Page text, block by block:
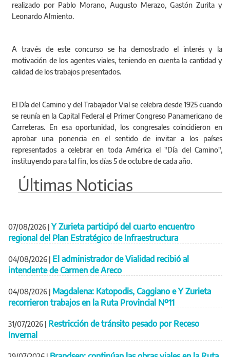
realizado por Pablo Morano, Augusto Merazo, Gastón Zurita y
Leonardo Almiento.
A través de este concurso se ha demostrado el interés y la
motivación de los agentes viales, teniendo en cuenta la cantidad y
calidad de los trabajos presentados.
El Día del Camino y del Trabajador Vial se celebra desde 1925 cuando
se reunía en la Capital Federal el Primer Congreso Panamericano de
Carreteras. En esa oportunidad, los congresales coincidieron en
aprobar una ponencia en el sentido de invitar a los países
representados a celebrar en toda América el "Día del Camino",
instituyendo para tal fin, los días 5 de octubre de cada año.
Últimas Noticias
07/08/2026 | Y Zurieta participó del cuarto encuentro
regional del Plan Estratégico de Infraestructura
04/08/2026 | El administrador de Vialidad recibió al
intendente de Carmen de Areco
04/08/2026 | Magdalena: Katopodis, Caggiano e Y Zurieta
recorrieron trabajos en la Ruta Provincial Nº11
31/07/2026 | Restricción de tránsito pesado por Receso
Invernal